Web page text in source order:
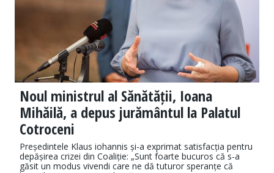
Noul ministrul al Sănătății, Ioana
Mihăilă, a depus jurământul la Palatul
Cotroceni
Președintele Klaus iohannis și-a exprimat satisfacția pentru
depășirea crizei din Coaliție: „Sunt foarte bucuros că s-a
găsit un modus vivendi care ne dă tuturor speranțe că